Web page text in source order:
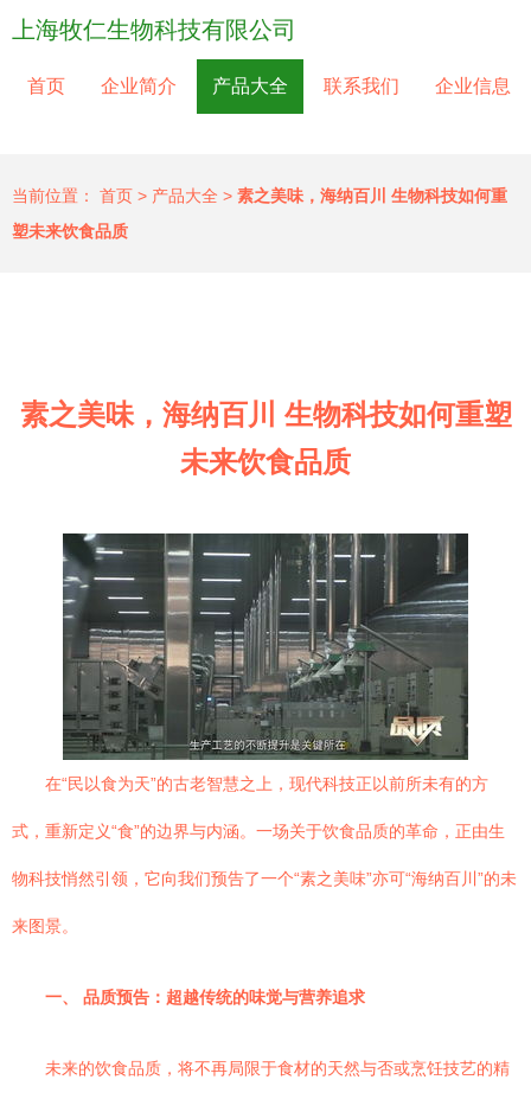
上海牧仁生物科技有限公司
首页 企业简介 产品大全 联系我们 企业信息
当前位置： 首页 > 产品大全 > 素之美味，海纳百川 生物科技如何重
塑未来饮食品质
素之美味，海纳百川 生物科技如何重塑
未来饮食品质
在“民以食为天”的古老智慧之上，现代科技正以前所未有的方
式，重新定义“食”的边界与内涵。一场关于饮食品质的革命，正由生
物科技悄然引领，它向我们预告了一个“素之美味”亦可“海纳百川”的未
来图景。
一、 品质预告：超越传统的味觉与营养追求
未来的饮食品质，将不再局限于食材的天然与否或烹饪技艺的精